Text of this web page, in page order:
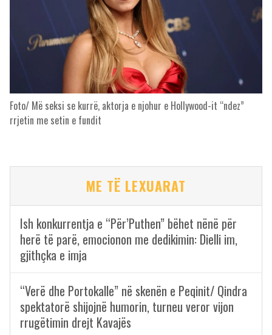
Foto/ Më seksi se kurrë, aktorja e njohur e Hollywood-it “ndez”
rrjetin me setin e fundit
ME TË LEXUARAT
Ish konkurrentja e “Për’Puthen” bëhet nënë për
herë të parë, emocionon me dedikimin: Dielli im,
gjithçka e imja
“Verë dhe Portokalle” në skenën e Peqinit/ Qindra
spektatorë shijojnë humorin, turneu veror vijon
rrugëtimin drejt Kavajës